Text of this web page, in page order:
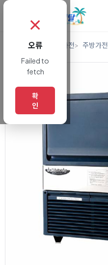
렌탈 디지털/가전 주방가전
✗
오류
Failed to
fetch
확
인